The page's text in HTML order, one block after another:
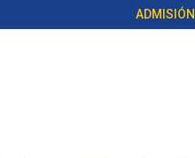
ADMISIÓN